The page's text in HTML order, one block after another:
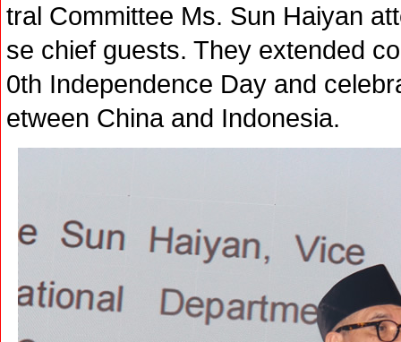
tral Committee Ms. Sun Haiyan
se chief guests. They extended
0th Independence Day and
etween China and Indonesia.